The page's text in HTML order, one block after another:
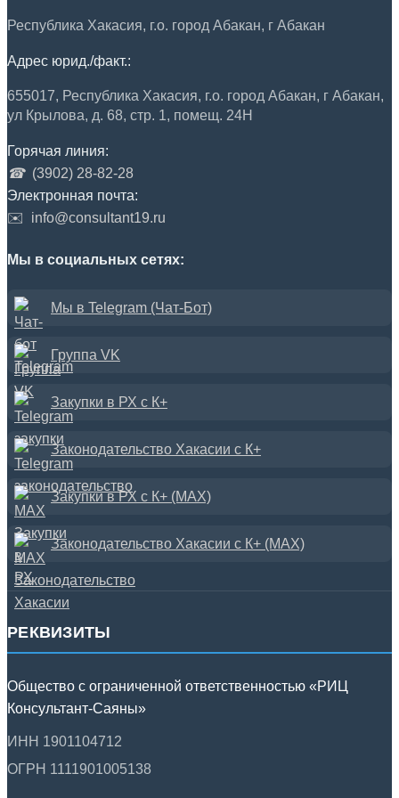
Республика Хакасия, г.о. город Абакан, г Абакан
Адрес юрид./факт.:
655017, Республика Хакасия, г.о. город Абакан, г Абакан,
ул Крылова, д. 68, стр. 1, помещ. 24Н
Горячая линия:
☎ (3902) 28-82-28
Электронная почта:
✉️
info@consultant19.ru
Мы в социальных сетях:
Мы в Telegram (Чат-Бот)
Группа VK
Закупки в РХ с К+
Законодательство Хакасии с К+
Закупки в РХ с К+ (MAX)
Законодательство Хакасии с К+ (MAX)
РЕКВИЗИТЫ
Общество с ограниченной ответственностью «РИЦ
Консультант-Саяны»
ИНН 1901104712
ОГРН 1111901005138